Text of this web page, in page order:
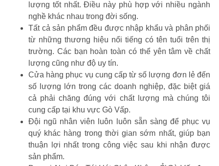
lượng tốt nhất. Điều này phù hợp với nhiều ngành
nghề khác nhau trong đời sống.
Tất cả sản phẩm đều được nhập khẩu và phân phối
từ những thương hiệu nổi tiếng có tên tuổi trên thị
trường. Các bạn hoàn toàn có thể yên tâm về chất
lượng cũng như độ uy tín.
Cửa hàng phục vụ cung cấp từ số lượng đơn lẻ đến
số lượng lớn trong các doanh nghiệp, đặc biệt giá
cả phải chăng đúng với chất lượng mà chúng tôi
cung cấp tại khu vực Gò Vấp.
Đội ngũ nhân viên luôn luôn sẵn sàng để phục vụ
quý khác hàng trong thời gian sớm nhất, giúp bạn
thuận lợi nhất trong công việc sau khi nhận được
sản phẩm.